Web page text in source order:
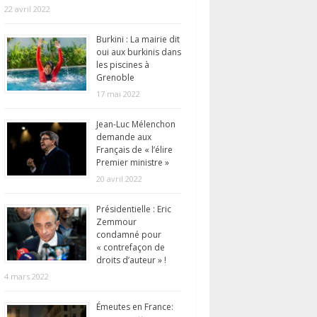
22 avril 2022
Burkini : La mairie dit
oui aux burkinis dans
les piscines à
Grenoble
17 mai 2022
Jean-Luc Mélenchon
demande aux
Français de « l’élire
Premier ministre »
20 avril 2022
Présidentielle : Eric
Zemmour
condamné pour
« contrefaçon de
droits d’auteur » !
4 mars 2022
Émeutes en France: